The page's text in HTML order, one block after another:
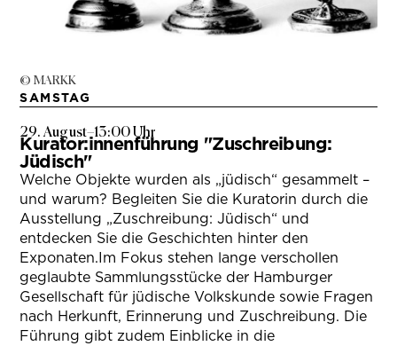
© MARKK
SAMSTAG
29. August–13:00 Uhr
Kurator:innenführung "Zuschreibung:
Jüdisch"
Welche Objekte wurden als „jüdisch“ gesammelt –
und warum? Begleiten Sie die Kuratorin durch die
Ausstellung „Zuschreibung: Jüdisch“ und
entdecken Sie die Geschichten hinter den
Exponaten.Im Fokus stehen lange verschollen
geglaubte Sammlungsstücke der Hamburger
Gesellschaft für jüdische Volkskunde sowie Fragen
nach Herkunft, Erinnerung und Zuschreibung. Die
Führung gibt zudem Einblicke in die